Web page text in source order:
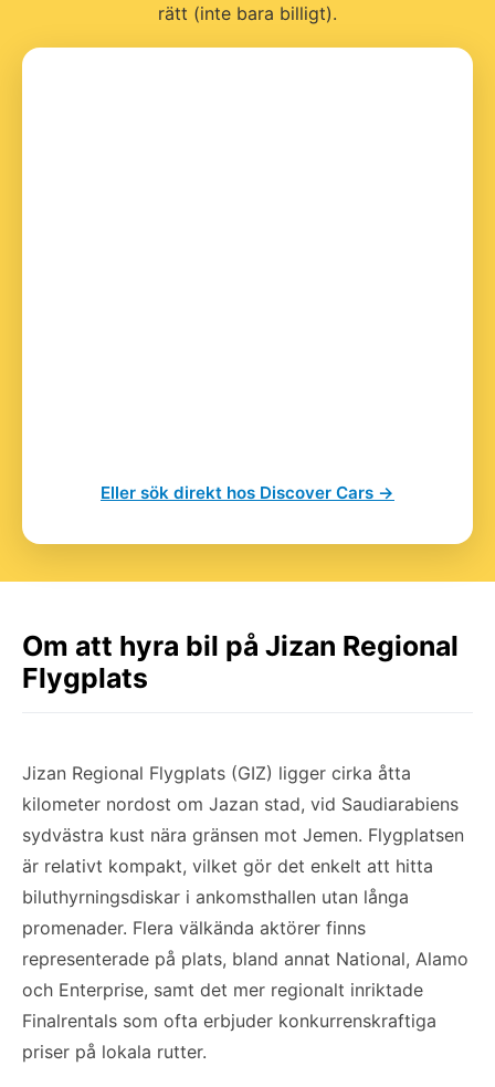
rätt (inte bara billigt).
Eller sök direkt hos Discover Cars →
Om att hyra bil på Jizan Regional
Flygplats
Jizan Regional Flygplats (GIZ) ligger cirka åtta
kilometer nordost om Jazan stad, vid Saudiarabiens
sydvästra kust nära gränsen mot Jemen. Flygplatsen
är relativt kompakt, vilket gör det enkelt att hitta
biluthyrningsdiskar i ankomsthallen utan långa
promenader. Flera välkända aktörer finns
representerade på plats, bland annat National, Alamo
och Enterprise, samt det mer regionalt inriktade
Finalrentals som ofta erbjuder konkurrenskraftiga
priser på lokala rutter.